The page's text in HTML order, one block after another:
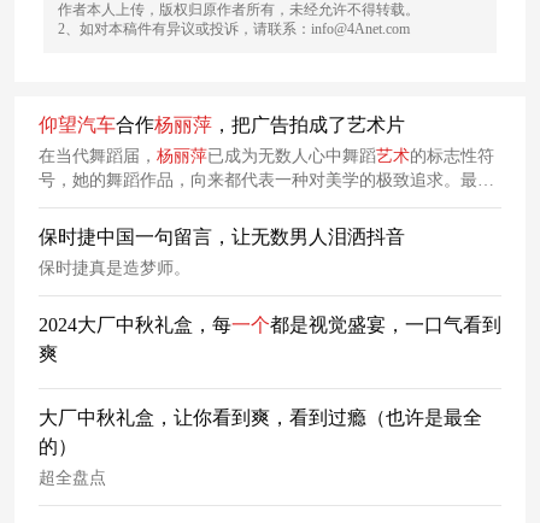
作者本人上传，版权归原作者所有，未经允许不得转载。
2、如对本稿件有异议或投诉，请联系：info@4Anet.com
仰望汽车合作杨丽萍 ，把广告拍成了艺术片
在当代舞蹈届， 杨丽萍已成为无数人心中舞蹈艺术的标志性符
号，她的舞蹈作品，向来都代表一种对美学的极致追求。最
近，仰望汽车就携手杨丽萍，共同上线了一支广告大片《月曜
银华•灵动无界》，意图用
杨丽萍的美学表达，诠释
东方美学气质。
保时捷中国一句留言，让无数男人泪洒抖音
保时捷真是造梦师。
2024大厂中秋礼盒，每一个都是视觉盛宴，一口气看到
爽
大厂中秋礼盒，让你看到爽，看到过瘾（也许是最全
的）
超全盘点